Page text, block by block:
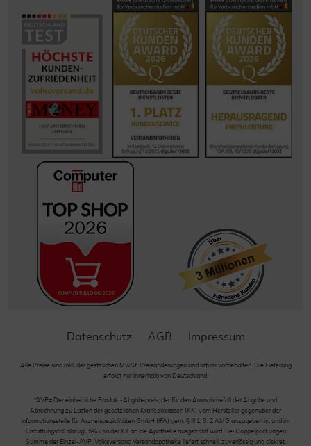
Datenschutz AGB Impressum
Alle Preise sind inkl. der gestzlichen MwSt. Preisänderungen und Irrtum vorbehalten. Die Lieferung
erfolgt nur innerhalb von Deutschland.
*AVP= Der einheitliche Produkt-Abgabepreis, der für den Ausnahmefall der Abgabe und
Abrechnung zu Lasten der gesetzlichen Krankenkassen (KK) vom Hersteller gegenüber der
Informationsstelle für Arzneispezialitäten GmbH (IFA) gem. § III 1, S. 2 AMG anzugeben ist und im
Erstattungsfall abzügl. 5% von der KK an die Apotheke ausgezahlt wird. Bei Doppelpackungen
Summe der Einzel-AVP. Volksversand Versandapotheke liefert schnell, zuverlässig und diskret.